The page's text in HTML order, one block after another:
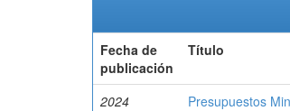
Fecha de
publicación
Título
2024 Presupuestos